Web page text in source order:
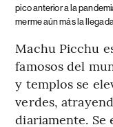
pico anterior a la
merme aún más la
Machu Picchu
famosos del
y templos se
verdes,
diariamente. Se